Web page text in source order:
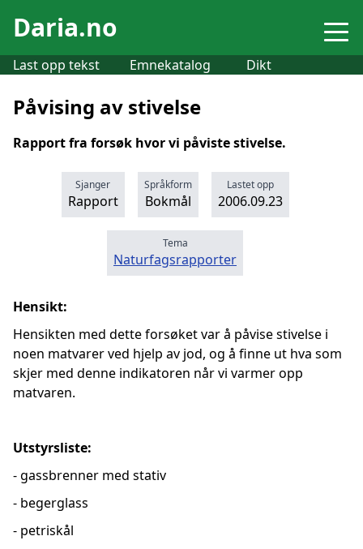
Daria.no
Last opp tekst Emnekatalog Dikt
Påvising av stivelse
Rapport fra forsøk hvor vi påviste stivelse.
Sjanger
Rapport
Språkform
Bokmål
Lastet opp
2006.09.23
Tema
Naturfagsrapporter
Hensikt:
Hensikten med dette forsøket var å påvise stivelse i
noen matvarer ved hjelp av jod, og å finne ut hva som
skjer med denne indikatoren når vi varmer opp
matvaren.
Utstyrsliste:
- gassbrenner med stativ
- begerglass
- petriskål